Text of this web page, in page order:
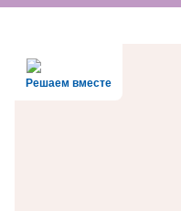
Решаем вместе